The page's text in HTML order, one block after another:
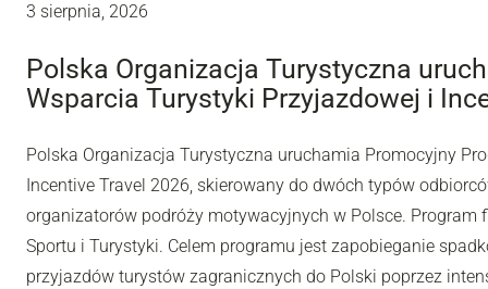
3 sierpnia, 2026
Polska Organizacja Turystyczna
Wsparcia Turystyki Przyjazdowej i
Polska Organizacja Turystyczna uruchamia Promocyjny
Incentive Travel 2026, skierowany do dwóch typów
organizatorów podróży motywacyjnych w Polsce.
Sportu i Turystyki. Celem programu jest zapobieganie
przyjazdów turystów zagranicznych do Polski poprzez